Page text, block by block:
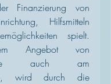
Finanzierung von
Hilfsmitteln
spielt.
Angebot von
auch am
wird durch die